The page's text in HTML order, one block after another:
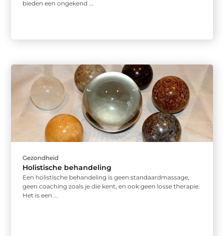
bieden een ongekend ...
Gezondheid
Holistische behandeling
Een holistische behandeling is geen standaardmassage,
geen coaching zoals je die kent, en ook geen losse therapie.
Het is een ...